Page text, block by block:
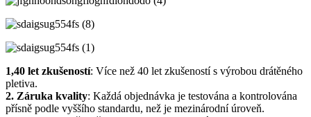
1,40 let zkušeností: Více než 40 let zkušeností s výrobou drátěného
pletiva.
2. Záruka kvality: Každá objednávka je testována a kontrolována
přísně podle vyššího standardu, než je mezinárodní úroveň.